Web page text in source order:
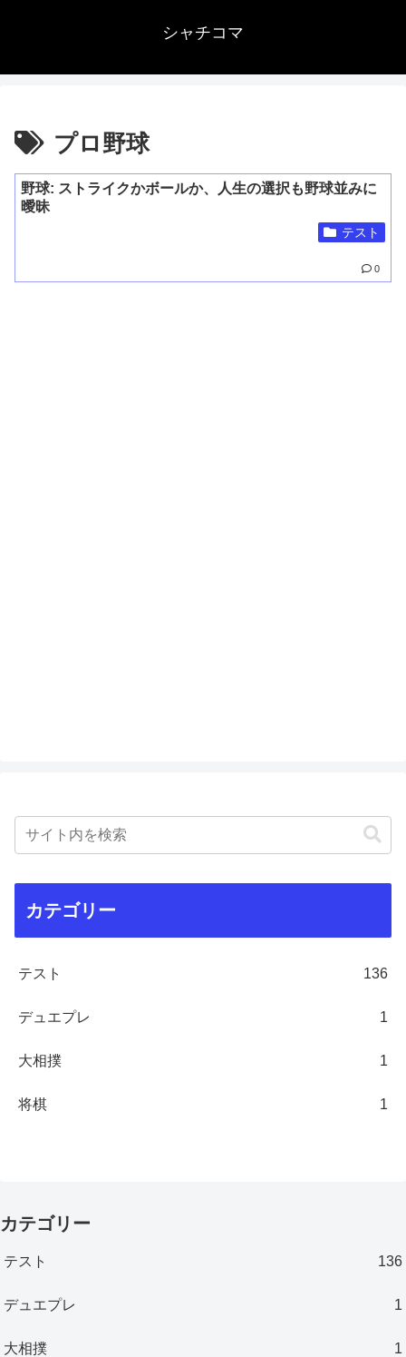
シャチコマ
プロ野球
野球: ストライクかボールか、人生の選択も野球並みに
曖昧
テスト
0
カテゴリー
テスト 136
デュエプレ 1
大相撲 1
将棋 1
カテゴリー
テスト 136
デュエプレ 1
大相撲 1